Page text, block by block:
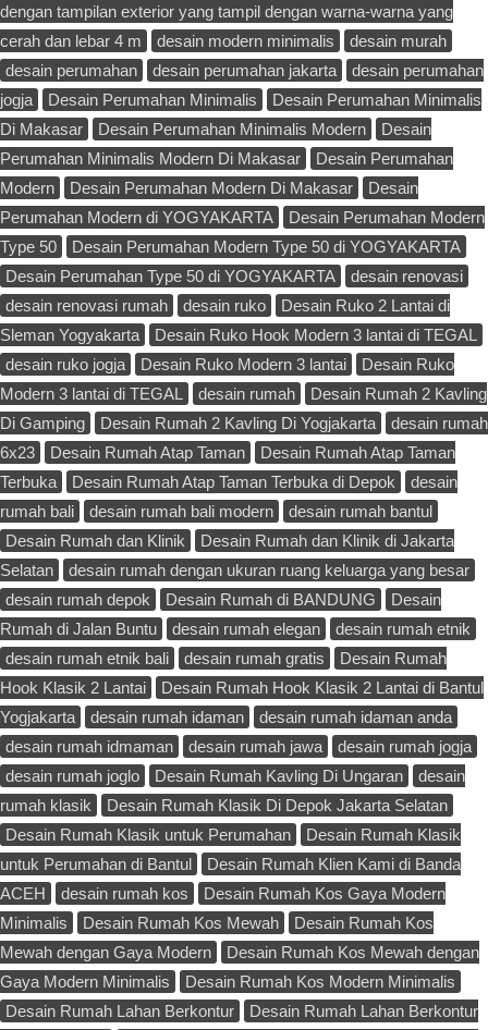
dengan tampilan exterior yang tampil dengan warna-warna yang
cerah dan lebar 4 m
desain modern minimalis
desain murah
desain perumahan
desain perumahan jakarta
desain perumahan
jogja
Desain Perumahan Minimalis
Desain Perumahan Minimalis
Di Makasar
Desain Perumahan Minimalis Modern
Desain
Perumahan Minimalis Modern Di Makasar
Desain Perumahan
Modern
Desain Perumahan Modern Di Makasar
Desain
Perumahan Modern di YOGYAKARTA
Desain Perumahan Modern
Type 50
Desain Perumahan Modern Type 50 di YOGYAKARTA
Desain Perumahan Type 50 di YOGYAKARTA
desain renovasi
desain renovasi rumah
desain ruko
Desain Ruko 2 Lantai di
Sleman Yogyakarta
Desain Ruko Hook Modern 3 lantai di TEGAL
desain ruko jogja
Desain Ruko Modern 3 lantai
Desain Ruko
Modern 3 lantai di TEGAL
desain rumah
Desain Rumah 2 Kavling
Di Gamping
Desain Rumah 2 Kavling Di Yogjakarta
desain rumah
6x23
Desain Rumah Atap Taman
Desain Rumah Atap Taman
Terbuka
Desain Rumah Atap Taman Terbuka di Depok
desain
rumah bali
desain rumah bali modern
desain rumah bantul
Desain Rumah dan Klinik
Desain Rumah dan Klinik di Jakarta
Selatan
desain rumah dengan ukuran ruang keluarga yang besar
desain rumah depok
Desain Rumah di BANDUNG
Desain
Rumah di Jalan Buntu
desain rumah elegan
desain rumah etnik
desain rumah etnik bali
desain rumah gratis
Desain Rumah
Hook Klasik 2 Lantai
Desain Rumah Hook Klasik 2 Lantai di Bantul
Yogjakarta
desain rumah idaman
desain rumah idaman anda
desain rumah idmaman
desain rumah jawa
desain rumah jogja
desain rumah joglo
Desain Rumah Kavling Di Ungaran
desain
rumah klasik
Desain Rumah Klasik Di Depok Jakarta Selatan
Desain Rumah Klasik untuk Perumahan
Desain Rumah Klasik
untuk Perumahan di Bantul
Desain Rumah Klien Kami di Banda
ACEH
desain rumah kos
Desain Rumah Kos Gaya Modern
Minimalis
Desain Rumah Kos Mewah
Desain Rumah Kos
Mewah dengan Gaya Modern
Desain Rumah Kos Mewah dengan
Gaya Modern Minimalis
Desain Rumah Kos Modern Minimalis
Desain Rumah Lahan Berkontur
Desain Rumah Lahan Berkontur